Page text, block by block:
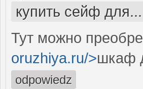
купить сейф
Тут можно
oruzhiya.ru/>шкаф
odpowiedz